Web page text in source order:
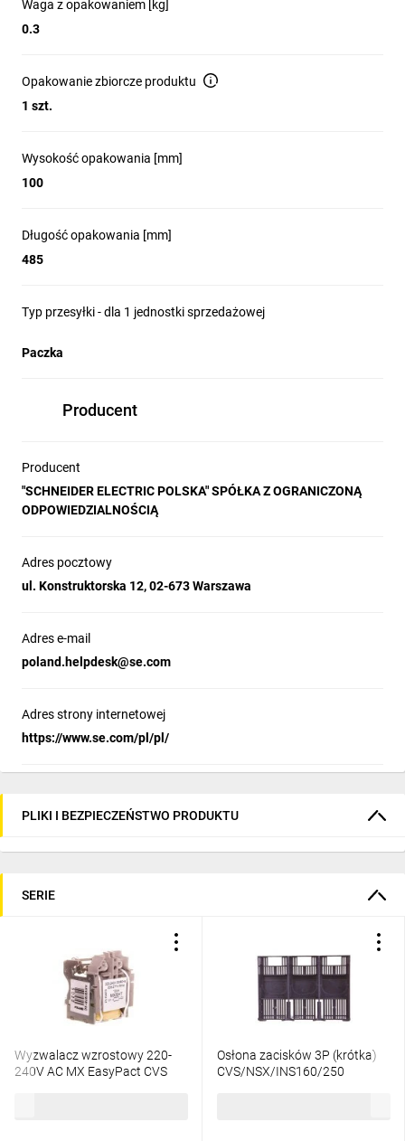
Waga z opakowaniem [kg]
0.3
Opakowanie zbiorcze produktu
1 szt.
Wysokość opakowania [mm]
100
Długość opakowania [mm]
485
Typ przesyłki - dla 1 jednostki sprzedażowej
Paczka
Producent
Producent
"SCHNEIDER ELECTRIC POLSKA" SPÓŁKA Z OGRANICZONĄ
ODPOWIEDZIALNOŚCIĄ
Adres pocztowy
ul. Konstruktorska 12, 02-673 Warszawa
Adres e-mail
poland.helpdesk@se.com
Adres strony internetowej
https://www.se.com/pl/pl/
PLIKI I BEZPIECZEŃSTWO PRODUKTU
SERIE
Wyzwalacz wzrostowy 220-
240V AC MX EasyPact CVS
Osłona zacisków 3P (krótka)
CVS/NSX/INS160/250